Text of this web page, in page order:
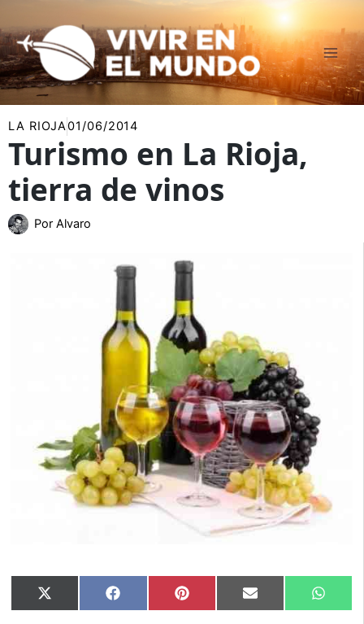
al
contenido
LA RIOJA01/06/2014
Turismo en La Rioja,
tierra de vinos
Por Alvaro
Compartir
en
X
(Twitter)
Compartir
en
Facebook Compartir
en
Pinterest Compartir
en
Email
en